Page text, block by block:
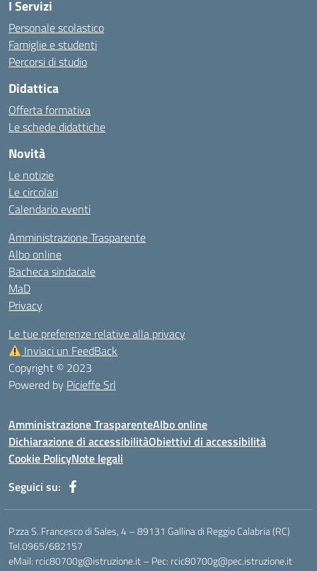
I Servizi
Personale scolastico
Famiglie e studenti
Percorsi di studio
Didattica
Offerta formativa
Le schede didattiche
Novità
Le notizie
Le circolari
Calendario eventi
Amministrazione Trasparente
Albo online
Bacheca sindacale
MaD
Privacy
Le tue preferenze relative alla privacy
Inviaci un FeedBack
Copyright © 2023
Powered by Picieffe Srl
Amministrazione TrasparenteAlbo online
Dichiarazione di accessibilitàObiettivi di accessibilità
Cookie PolicyNote legali
Seguici su:
P.zza S. Francesco di Sales, 4 – 89131 Gallina di Reggio Calabria (RC)
Tel.0965/682157
eMail: rcic80700g@istruzione.it – Pec: rcic80700g@pec.istruzione.it